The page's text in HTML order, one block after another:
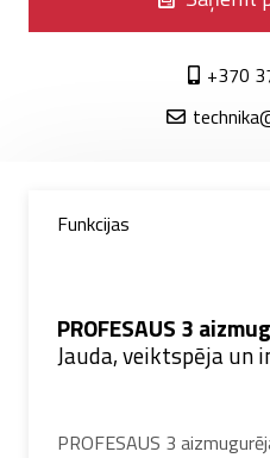
+370
Funkcijas
PROFESAUS 3
Jauda, veiktspēja un
PROFESAUS 3